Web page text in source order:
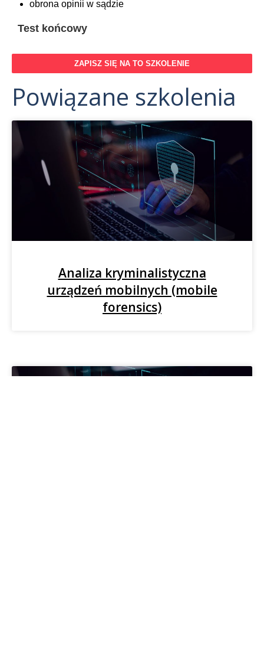
obrona opinii w sądzie
Test końcowy
ZAPISZ SIĘ NA TO SZKOLENIE
Powiązane szkolenia
Analiza kryminalistyczna
urządzeń mobilnych (mobile
forensics)